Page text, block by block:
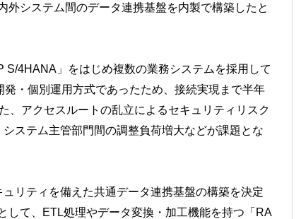
外システム間のデータ連携基盤を内製で構築したと
4HANA」をはじめ複数の業務システムを採用して
・個別運用方式であったため、接続実現まで半年
、アクセスルートの乱立によるセキュリティリスク
ステム主管部門間の調整負荷増大などが課題とな
リティを備えた共通データ連携基盤の構築を決定
して、ETL処理やデータ変換・加工機能を持つ「RA